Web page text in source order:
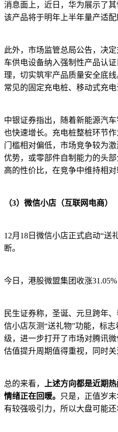
消息面上，近日，华为展示了
该产品将于明年上半年量产适配
此外，市场监管总局公告，决
车供电设备纳入强制性产品认
理，切实筑牢产品质量安全底
常见的固定充电桩、移动式充电
中银证券指出，随着新能源汽
也快速增长。充电桩整桩环节
门槛相对偏低，市场竞争较为
优势，或零部件自制能力的头
高的性价比，在竞争中维持相对
（3）微信小店（互联网电商）
12月18日微信小店正式启动“送
断。
今日，港股微盟集团收涨
民生证券称，圣诞、元旦跨年
信小店灰测“送礼物”功能，标
级，进一步打开了市场对腾讯
估值提升周期值得重视，同时
总的来看，
上述方向都是近期
情绪正在回暖。
只是，正值岁
有较强吸引力，所以大盘可能